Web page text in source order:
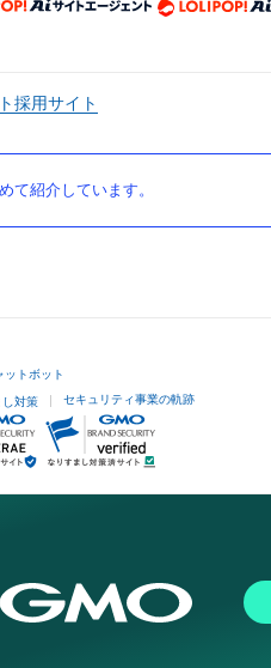
採用サイト
て紹介しています。
ットボット
し対策 セキュリティ事業の軌跡